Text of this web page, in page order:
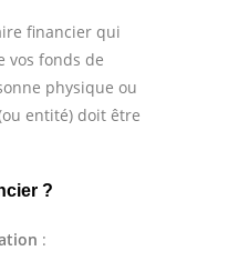
financier qui
vos fonds de
physique ou
entité) doit être
?
: